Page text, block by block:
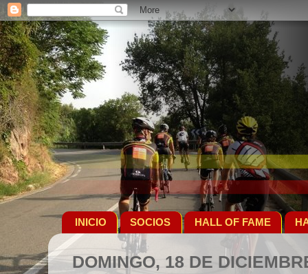
INICIO SOCIOS HALL OF FAME
DOMINGO, 18 DE